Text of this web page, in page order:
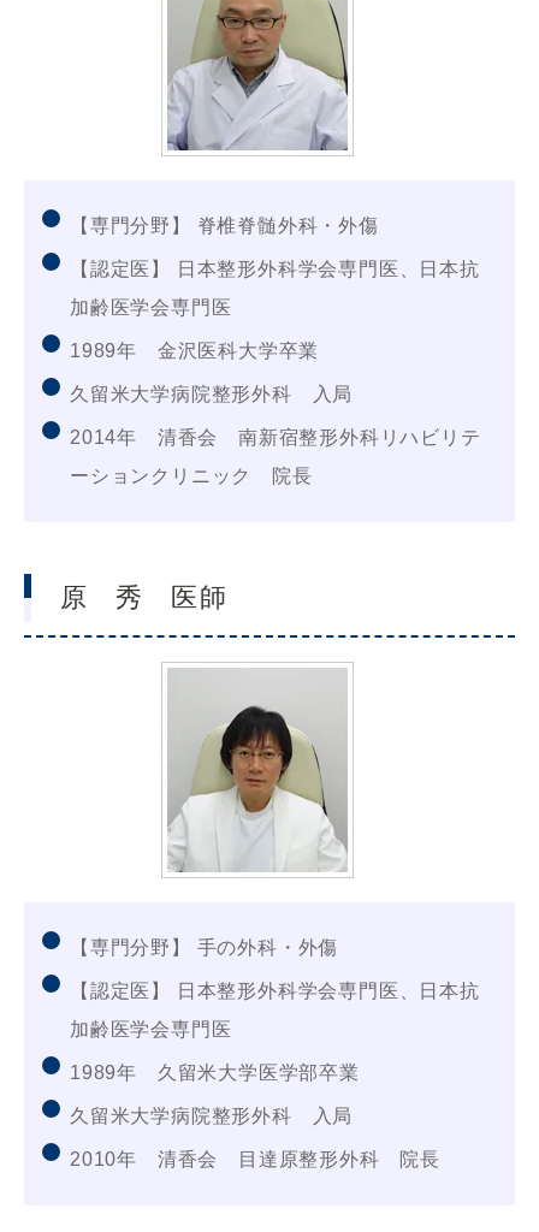
【専門分野】 脊椎脊髄外科・外傷
【認定医】 日本整形外科学会専門医、日本抗
加齢医学会専門医
1989年 金沢医科大学卒業
久留米大学病院整形外科 入局
2014年 清香会 南新宿整形外科リハビリテ
ーションクリニック 院長
原 秀 医師
【専門分野】 手の外科・外傷
【認定医】 日本整形外科学会専門医、日本抗
加齢医学会専門医
1989年 久留米大学医学部卒業
久留米大学病院整形外科 入局
2010年 清香会 目達原整形外科 院長